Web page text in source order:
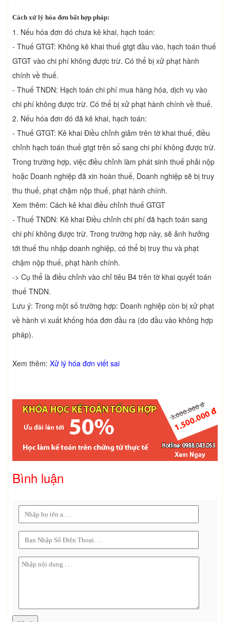
Cách xử lý hóa đơn bất hợp pháp:
1. Nếu hóa đơn đó chưa kê khai, hạch toán:
- Thuế GTGT: Không kê khai thuế gtgt đầu vào, hạch toán thuế
GTGT vào chi phí không được trừ. Có thể bị xử phạt hành
chính về thuế.
- Thuế TNDN: Hạch toán chi phí mua hàng hóa, dịch vụ vào
chi phí không được trừ. Có thể bị xử phạt hành chính về thuế.
2. Nếu hóa đơn đó đã kê khai, hạch toán:
- Thuế GTGT: Kê khai Điều chỉnh giảm trên tờ khai thuế, điều
chỉnh hạch toán thuế gtgt trên sổ sang chi phí không được trừ.
Trong trường hợp, việc điều chỉnh làm phát sinh thuế phải nộp
hoặc Doanh nghiệp đã xin hoàn thuế, Doanh nghiệp sẽ bị truy
thu thuế, phạt chậm nộp thuế, phạt hành chính.
Xem thêm: Cách kê khai điều chỉnh thuế GTGT
- Thuế TNDN: Kê khai Điều chỉnh chi phí đã hạch toán sang
chi phí không được trừ. Trong trường hợp này, sẽ ảnh hưởng
tới thuế thu nhập doanh nghiệp, có thể bị truy thu và phạt
chậm nộp thuế, phạt hành chính.
-> Cụ thể là điều chỉnh vào chỉ tiêu B4 trên tờ khai quyết toán
thuế TNDN.
Lưu ý: Trong một số trường hợp: Doanh nghiệp còn bị xử phạt
về hành vi xuất khống hóa đơn đầu ra (do đầu vào không hợp
pháp).
Xem thêm: Xử lý hóa đơn viết sai
Bình luận